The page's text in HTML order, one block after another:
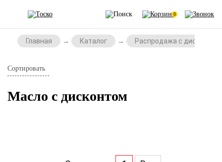
0
Главная Каталог Распродажа с дисконтом
Сортировать
Масло с дисконтом